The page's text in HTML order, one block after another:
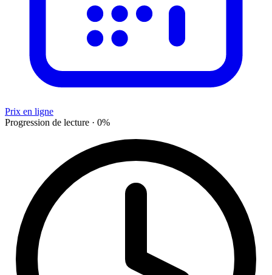
Prix en ligne
Progression de lecture · 0%